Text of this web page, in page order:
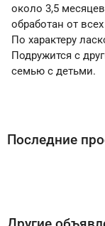
около 3,5
обработан от
По характеру
Подружится с
семью с детьми.
Последние